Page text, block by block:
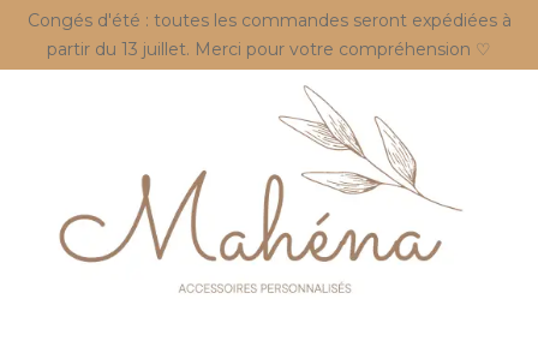
Congés d'été : toutes les commandes seront expédiées à
partir du 13 juillet. Merci pour votre compréhension ♡